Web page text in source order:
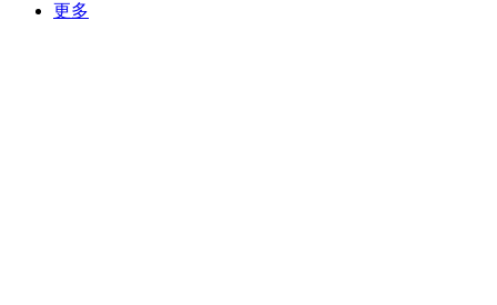
更多